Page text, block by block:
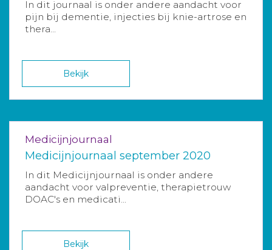
In dit journaal is onder andere aandacht voor
pijn bij dementie, injecties bij knie-artrose en
thera...
Bekijk
Medicijnjournaal
Medicijnjournaal september 2020
In dit Medicijnjournaal is onder andere
aandacht voor valpreventie, therapietrouw
DOAC's en medicati...
Bekijk